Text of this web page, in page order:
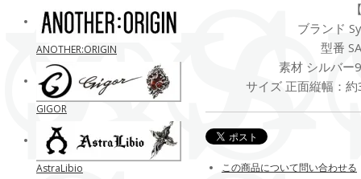
ブランド
型番
素材 シルバー
サイズ 正面縦幅：
この商品について問い合わせる
ANOTHER:ORIGIN
GIGOR
AstraLibio